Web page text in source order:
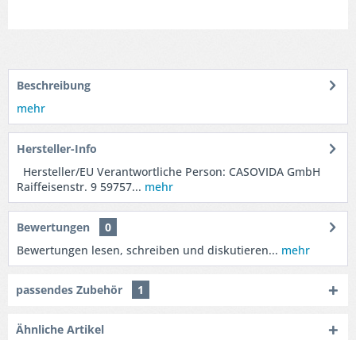
Beschreibung
mehr
Hersteller-Info
Hersteller/EU Verantwortliche Person: CASOVIDA GmbH
Raiffeisenstr. 9 59757... mehr
Bewertungen
0
Bewertungen lesen, schreiben und diskutieren... mehr
passendes Zubehör 1
Ähnliche Artikel